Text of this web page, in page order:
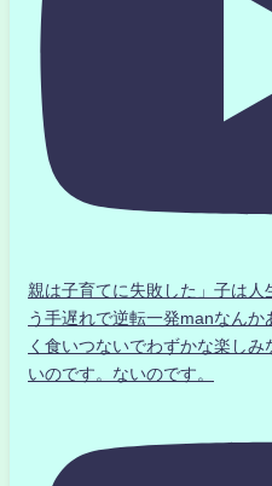
親は子育てに失敗した」子は人
う手遅れで逆転一発manなん
く食いつないでわずかな楽し
いのです。ないのです。